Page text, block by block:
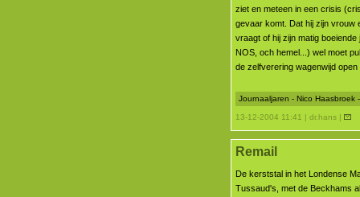
ziet en meteen in een crisis
gevaar komt. Dat hij zijn vrouw
vraagt of hij zijn matig
NOS, och hemel...) wel moet
de zelfverering wagenwijd
Journaaljaren - Nico Haasbroek
13-12-2004 11:41 | dr.hans |
Remail
De kerststal in het Londense
Tussaud's, met de Beckhams